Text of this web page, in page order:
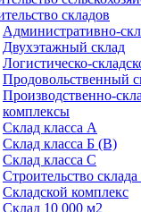
складов
Административно-
Двухэтажный склад
Логистическо-
Продовольственный
Производственно-
комплексы
Склад класса А
Склад класса Б (B)
Склад класса С
Строительство
Складской комплекс
Склад 10 000 м2